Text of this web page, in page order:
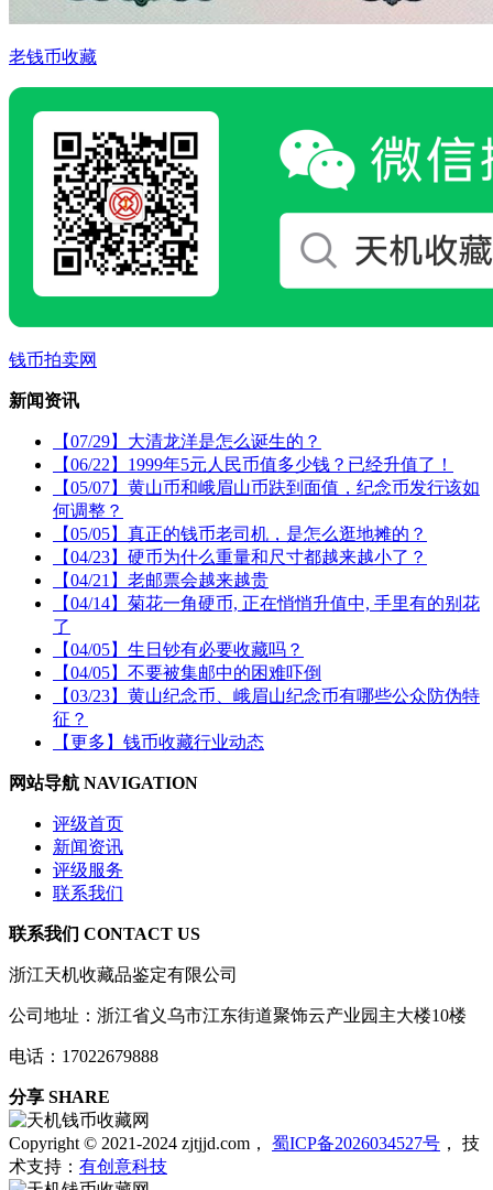
老钱币收藏
钱币拍卖网
新闻资讯
【07/29】大清龙洋是怎么诞生的？
【06/22】1999年5元人民币值多少钱？已经升值了！
【05/07】黄山币和峨眉山币趺到面值，纪念币发行该如
何调整？
【05/05】真正的钱币老司机，是怎么逛地摊的？
【04/23】硬币为什么重量和尺寸都越来越小了？
【04/21】老邮票会越来越贵
【04/14】菊花一角硬币, 正在悄悄升值中, 手里有的别花
了
【04/05】生日钞有必要收藏吗？
【04/05】不要被集邮中的困难吓倒
【03/23】黄山纪念币、峨眉山纪念币有哪些公众防伪特
征？
【更多】钱币收藏行业动态
网站导航 NAVIGATION
评级首页
新闻资讯
评级服务
联系我们
联系我们 CONTACT US
浙江天机收藏品鉴定有限公司
公司地址：浙江省义乌市江东街道聚饰云产业园主大楼10楼
电话：17022679888
分享 SHARE
Copyright © 2021-2024 zjtjjd.com， 蜀ICP备2026034527号 ， 技
术支持： 有创意科技